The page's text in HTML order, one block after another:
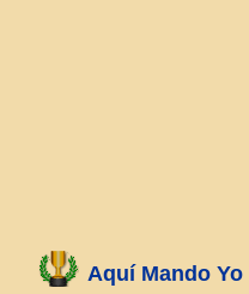
Aquí Mando Yo